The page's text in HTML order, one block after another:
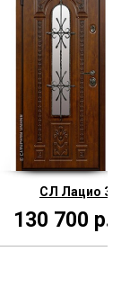
СЛ Лацио
130 700 р.